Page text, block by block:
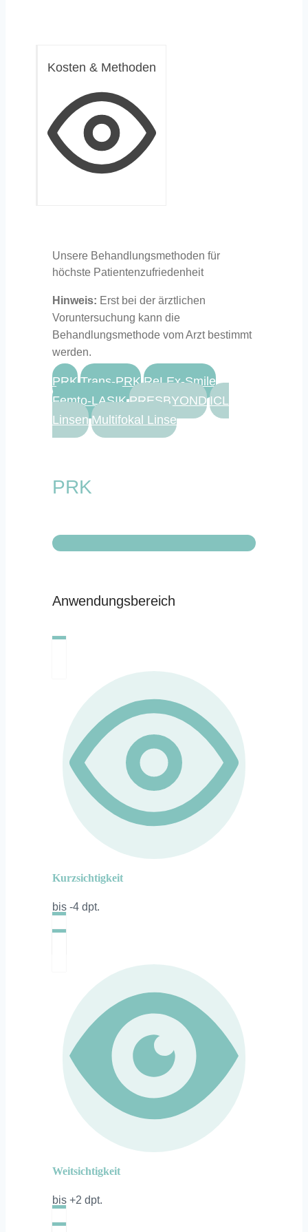
Kosten & Methoden
Unsere Behandlungsmethoden für
höchste Patientenzufriedenheit
Hinweis: Erst bei der ärztlichen
Voruntersuchung kann die
Behandlungsmethode vom Arzt bestimmt
werden.
PRK Trans-PRK ReLEx-Smile
Femto-LASIK PRESBYOND ICL
Linsen Multifokal Linse
PRK
Anwendungsbereich
Kurzsichtigkeit
bis -4 dpt.
Weitsichtigkeit
bis +2 dpt.